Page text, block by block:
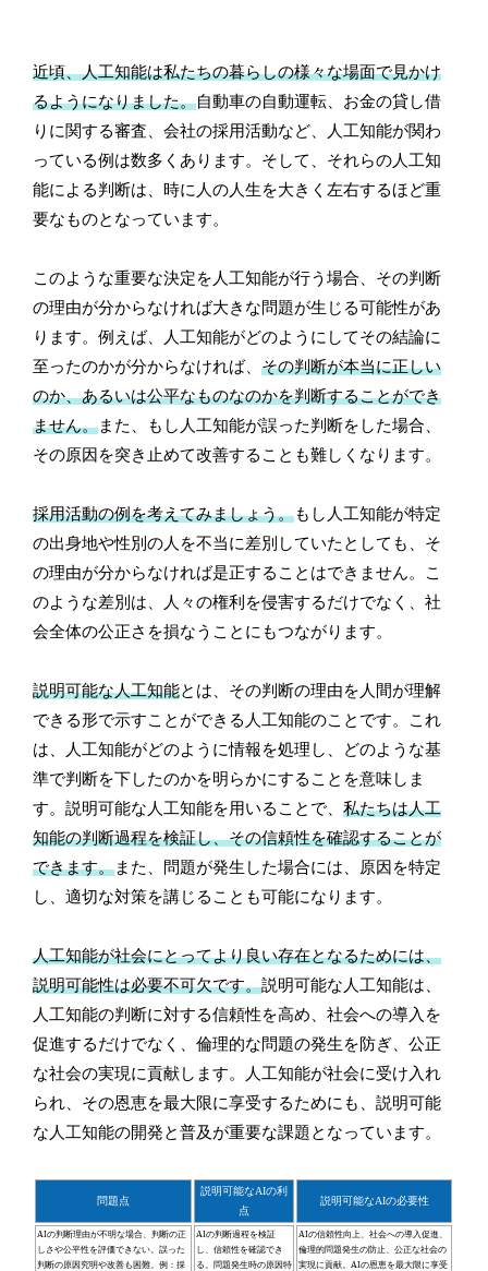
近頃、人工知能は私たちの暮らしの様々な場面で見かけ
るようになりました。自動車の自動運転、お金の貸し借
りに関する審査、会社の採用活動など、人工知能が関わ
っている例は数多くあります。そして、それらの人工知
能による判断は、時に人の人生を大きく左右するほど重
要なものとなっています。
このような重要な決定を人工知能が行う場合、その判断
の理由が分からなければ大きな問題が生じる可能性があ
ります。例えば、人工知能がどのようにしてその結論に
至ったのかが分からなければ、その判断が本当に正しい
のか、あるいは公平なものなのかを判断することができ
ません。また、もし人工知能が誤った判断をした場合、
その原因を突き止めて改善することも難しくなります。
採用活動の例を考えてみましょう。もし人工知能が特定
の出身地や性別の人を不当に差別していたとしても、そ
の理由が分からなければ是正することはできません。こ
のような差別は、人々の権利を侵害するだけでなく、社
会全体の公正さを損なうことにもつながります。
説明可能な人工知能とは、その判断の理由を人間が理解
できる形で示すことができる人工知能のことです。これ
は、人工知能がどのように情報を処理し、どのような基
準で判断を下したのかを明らかにすることを意味しま
す。説明可能な人工知能を用いることで、私たちは人工
知能の判断過程を検証し、その信頼性を確認することが
できます。また、問題が発生した場合には、原因を特定
し、適切な対策を講じることも可能になります。
人工知能が社会にとってより良い存在となるためには、
説明可能性は必要不可欠です。説明可能な人工知能は、
人工知能の判断に対する信頼性を高め、社会への導入を
促進するだけでなく、倫理的な問題の発生を防ぎ、公正
な社会の実現に貢献します。人工知能が社会に受け入れ
られ、その恩恵を最大限に享受するためにも、説明可能
な人工知能の開発と普及が重要な課題となっています。
問題点
説明可能なAIの利
点
説明可能なAIの必要性
AIの判断理由が不明な場合、判断の正
しさや公平性を評価できない。誤った
判断の原因究明や改善も困難。例：採
AIの判断過程を検証
し、信頼性を確認でき
る。問題発生時の原因特
AIの信頼性向上、社会への導入促進、
倫理的問題発生の防止、公正な社会の
実現に貢献。AIの恩恵を最大限に享受